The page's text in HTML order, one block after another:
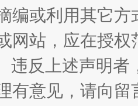
塑工作
编或利用其它
网站，应在授
违反上述声明
有意见，请向